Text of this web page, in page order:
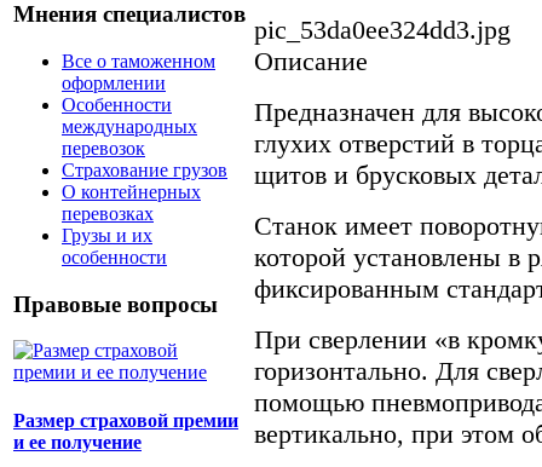
Мнения специалистов
Все о таможенном
оформлении
Особенности
международных
перевозок
Страхование грузов
О контейнерных
перевозках
Грузы и их
особенности
Правовые вопросы
Размер страховой премии
и ее получение
pic_53da0ee324dd3.jpg
Описание
Предназначен для
глухих отверстий в
щитов и брусковых
Станок имеет
которой установлены в
фиксированным
При сверлении «в
горизонтально. Для
помощью пневмопривода
вертикально, при этом